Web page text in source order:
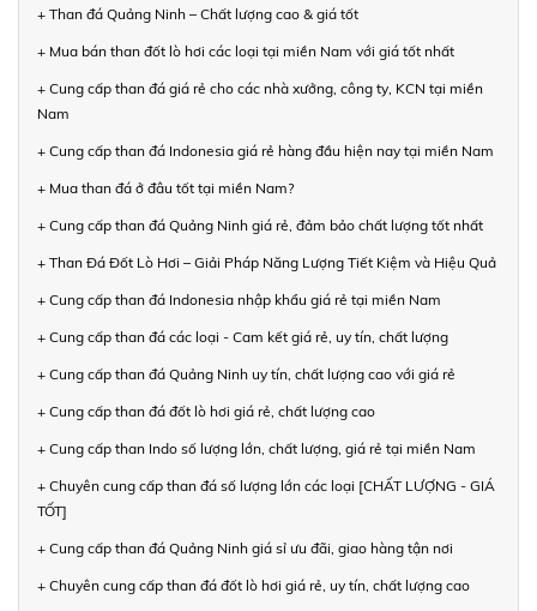
+ Than đá Quảng Ninh – Chất lượng cao & giá tốt
+ Mua bán than đốt lò hơi các loại tại miền Nam với giá tốt nhất
+ Cung cấp than đá giá rẻ cho các nhà xưởng, công ty, KCN tại miền
Nam
+ Cung cấp than đá Indonesia giá rẻ hàng đầu hiện nay tại miền Nam
+ Mua than đá ở đâu tốt tại miền Nam?
+ Cung cấp than đá Quảng Ninh giá rẻ, đảm bảo chất lượng tốt nhất
+ Than Đá Đốt Lò Hơi – Giải Pháp Năng Lượng Tiết Kiệm và Hiệu Quả
+ Cung cấp than đá Indonesia nhập khẩu giá rẻ tại miền Nam
+ Cung cấp than đá các loại - Cam kết giá rẻ, uy tín, chất lượng
+ Cung cấp than đá Quảng Ninh uy tín, chất lượng cao với giá rẻ
+ Cung cấp than đá đốt lò hơi giá rẻ, chất lượng cao
+ Cung cấp than Indo số lượng lớn, chất lượng, giá rẻ tại miền Nam
+ Chuyên cung cấp than đá số lượng lớn các loại [CHẤT LƯỢNG - GIÁ
TỐT]
+ Cung cấp than đá Quảng Ninh giá sỉ ưu đãi, giao hàng tận nơi
+ Chuyên cung cấp than đá đốt lò hơi giá rẻ, uy tín, chất lượng cao